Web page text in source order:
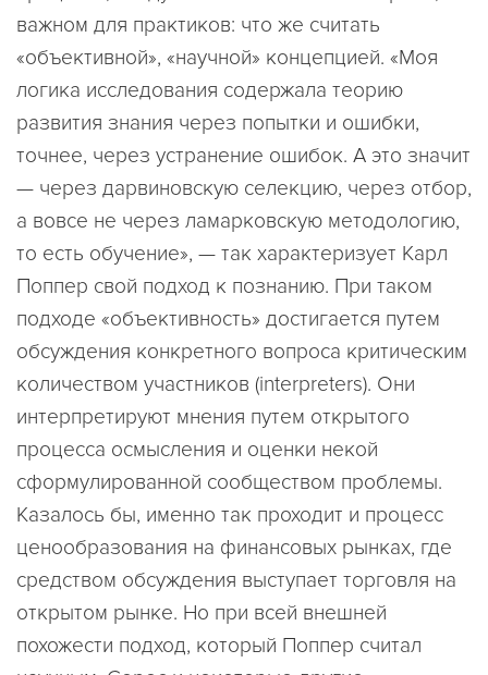
важном для практиков: что же считать
«объективной», «научной» концепцией. «Моя
логика исследования содержала теорию
развития знания через попытки и ошибки,
точнее, через устранение ошибок. А это значит
— через дарвиновскую селекцию, через отбор,
а вовсе не через ламарковскую методологию,
то есть обучение», — так характеризует Карл
Поппер свой подход к познанию. При таком
подходе «объективность» достигается путем
обсуждения конкретного вопроса критическим
количеством участников (interpreters). Они
интерпретируют мнения путем открытого
процесса осмысления и оценки некой
сформулированной сообществом проблемы.
Казалось бы, именно так проходит и процесс
ценообразования на финансовых рынках, где
средством обсуждения выступает торговля на
открытом рынке. Но при всей внешней
похожести подход, который Поппер считал